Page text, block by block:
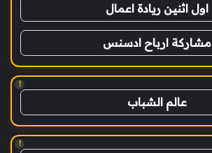
اول اثنين ريادة اعمال
مشاركة ارباح ادسنس
!
عالم الشباب
!